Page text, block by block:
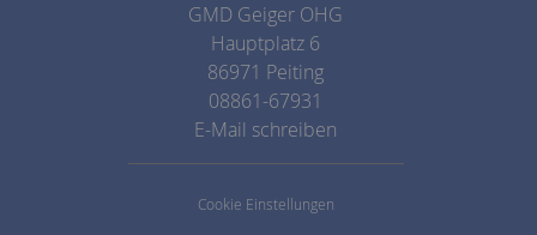
GMD Geiger OHG
Hauptplatz 6
86971 Peiting
08861-67931
E-Mail schreiben
Cookie Einstellungen